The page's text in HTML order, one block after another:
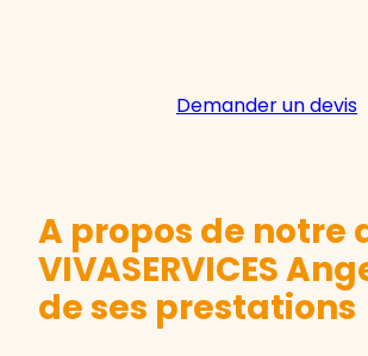
Demander un devis
A propos de notre
VIVASERVICES
de ses prestations